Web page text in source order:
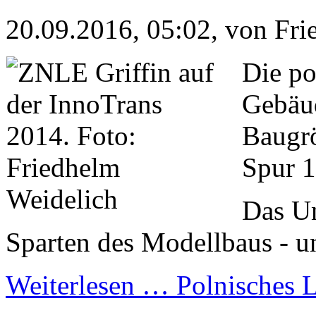
20.09.2016, 05:02, von
Die
Spur
Das
Sparten des Modellbaus -
Weiterlesen … Polnisches